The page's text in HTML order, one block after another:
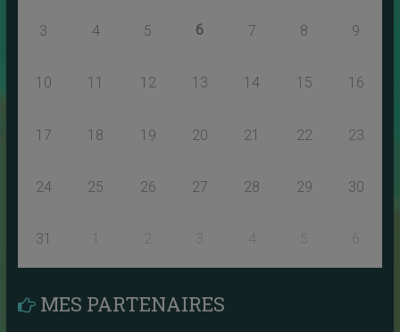
3 4 5 6 7 8 9
10 11 12 13 14 15 16
17 18 19 20 21 22 23
24 25 26 27 28 29 30
31 2 3 5 6
MES PARTENAIRES